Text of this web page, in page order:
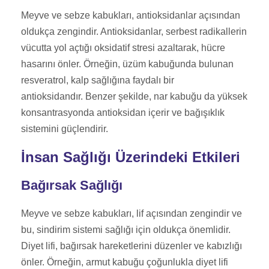
Meyve ve sebze kabukları, antioksidanlar açısından
oldukça zengindir. Antioksidanlar, serbest radikallerin
vücutta yol açtığı oksidatif stresi azaltarak, hücre
hasarını önler. Örneğin, üzüm kabuğunda bulunan
resveratrol, kalp sağlığına faydalı bir
antioksidandır. Benzer şekilde, nar kabuğu da yüksek
konsantrasyonda antioksidan içerir ve bağışıklık
sistemini güçlendirir.
İnsan Sağlığı Üzerindeki Etkileri
Bağırsak Sağlığı
Meyve ve sebze kabukları, lif açısından zengindir ve
bu, sindirim sistemi sağlığı için oldukça önemlidir.
Diyet lifi, bağırsak hareketlerini düzenler ve kabızlığı
önler. Örneğin, armut kabuğu çoğunlukla diyet lifi